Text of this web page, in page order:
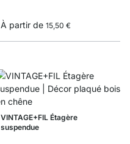
À partir de 15,50 €
VINTAGE+FIL Étagère
suspendue